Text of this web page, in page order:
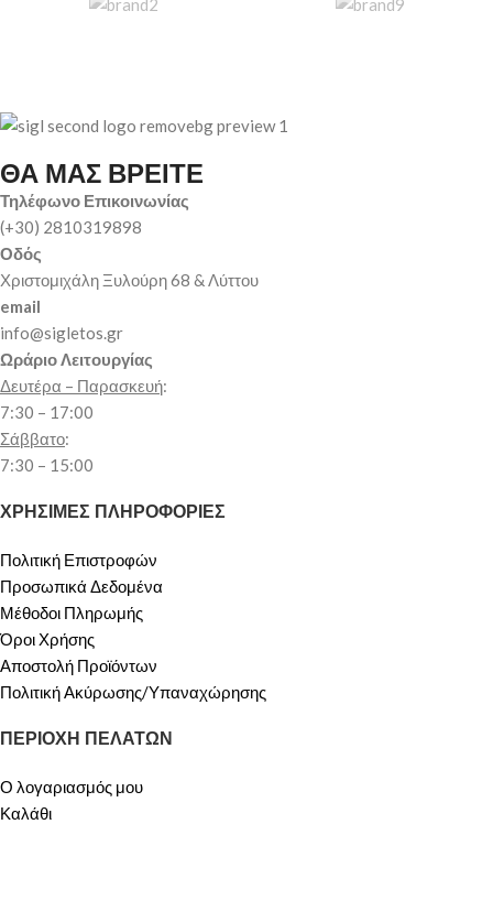
ΘΑ ΜΑΣ ΒΡΕΙΤΕ
Τηλέφωνο Επικοινωνίας
(+30) 2810319898
Οδός
Χριστομιχάλη Ξυλούρη 68 & Λύττου
email
info@sigletos.gr
Ωράριο Λειτουργίας
Δευτέρα – Παρασκευή:
7:30 – 17:00
Σάββατο:
7:30 – 15:00
ΧΡΗΣΙΜΕΣ ΠΛΗΡΟΦΟΡΙΕΣ
Πολιτική Επιστροφών
Προσωπικά Δεδομένα
Μέθοδοι Πληρωμής
Όροι Χρήσης
Αποστολή Προϊόντων
Πολιτική Ακύρωσης/Υπαναχώρησης
ΠΕΡΙΟΧΗ ΠΕΛΑΤΩΝ
Ο λογαριασμός μου
Καλάθι